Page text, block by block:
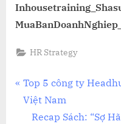
HR Strategy
Điều
hướng
P
r
Top 5 công ty
Việt Nam
N
Recap Sách: “Sợ